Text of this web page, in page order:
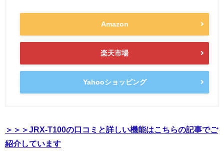
Amazon
楽天市場
Yahooショッピング
＞＞＞JRX-T100の口コミと詳しい機能はこちらの記事でご
紹介しています